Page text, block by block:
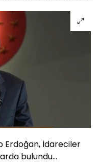
Erdoğan, İdareciler
bulundu...